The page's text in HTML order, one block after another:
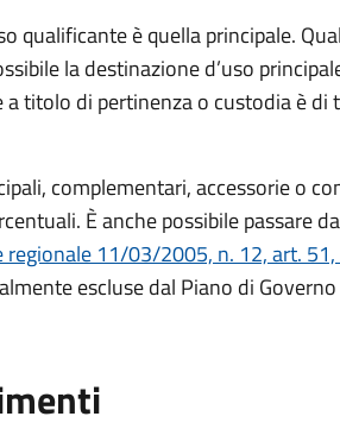
qualificante è quella principale.
la destinazione d’uso
titolo di pertinenza o custodia è di
complementari, accessorie o
È anche possibile passare
regionale 11/03/2005, n. 12, art. 51,
escluse dal Piano di Governo